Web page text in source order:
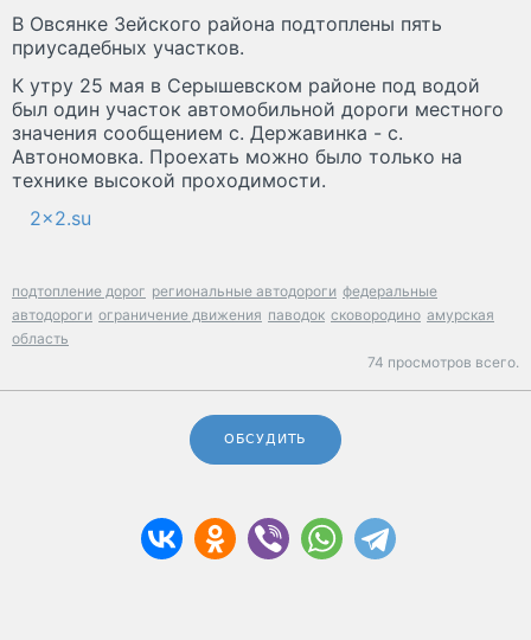
В Овсянке Зейского района подтоплены пять
приусадебных участков.
К утру 25 мая в Серышевском районе под водой
был один участок автомобильной дороги местного
значения сообщением с. Державинка - с.
Автономовка. Проехать можно было только на
технике высокой проходимости.
2x2.su
подтопление дорог региональные автодороги федеральные
автодороги ограничение движения паводок сковородино амурская
область
74 просмотров всего.
ОБСУДИТЬ